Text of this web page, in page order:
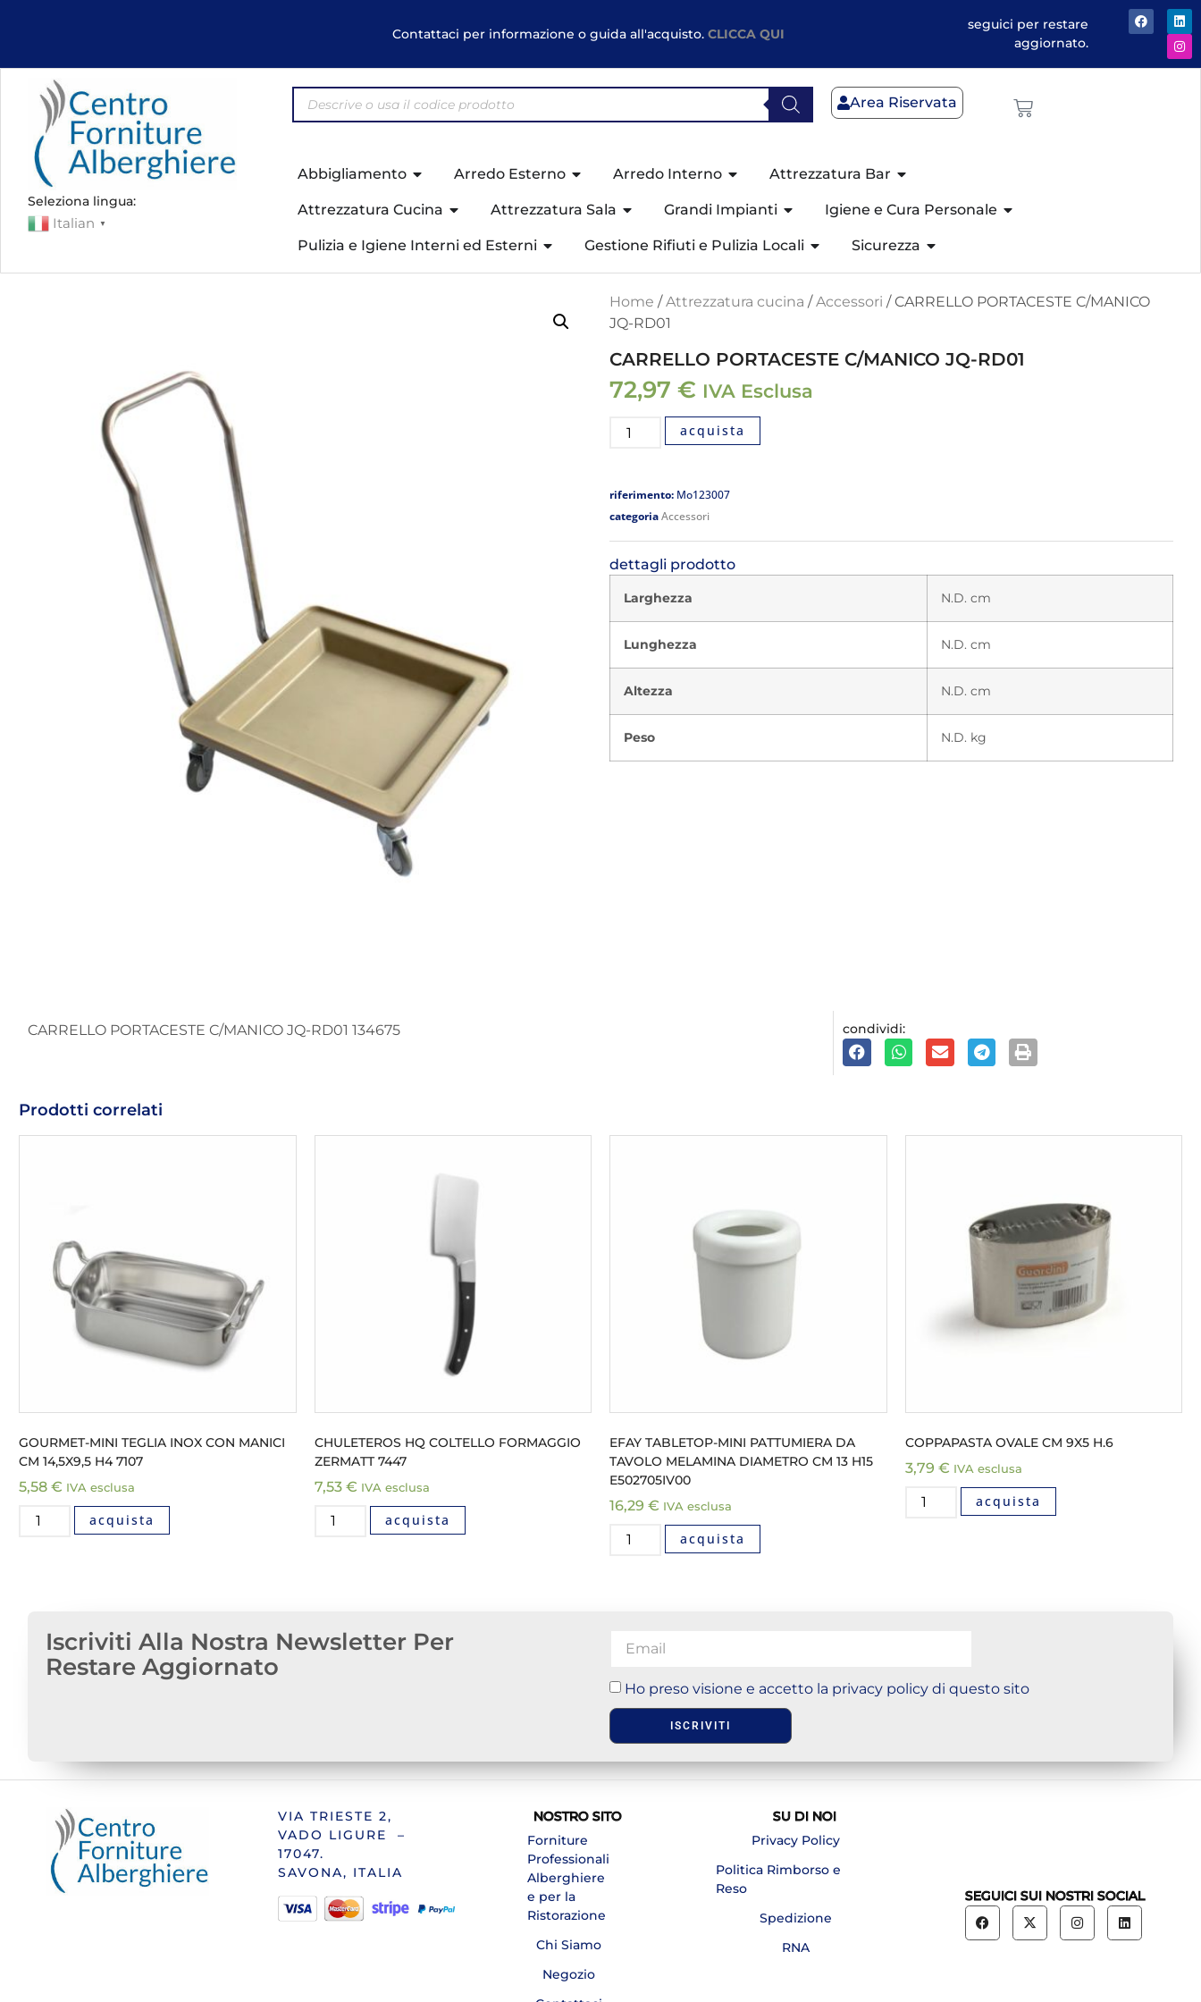
Contattaci per informazione o guida all'acquisto.CLICCA QUI
seguici per restare
aggiornato.
Seleziona lingua:
Italian ▼
Area Riservata
Abbigliamento Arredo Esterno Arredo Interno Attrezzatura Bar
Attrezzatura Cucina Attrezzatura Sala Grandi Impianti Igiene e Cura Personale
Pulizia e Igiene Interni ed Esterni Gestione Rifiuti e Pulizia Locali Sicurezza
Home /Attrezzatura cucina /Accessori / CARRELLO PORTACESTE C/MANICO
JQ-RD01
CARRELLO PORTACESTE C/MANICO JQ-RD01
72,97 € IVA Esclusa
acquista
riferimento: Mo123007
categoriaAccessori
dettagli prodotto
Larghezza N.D. cm
Lunghezza N.D. cm
Altezza N.D. cm
Peso N.D. kg
CARRELLO PORTACESTE C/MANICO JQ-RD01 134675 condividi:
Prodotti correlati
GOURMET-MINI TEGLIA INOX CON MANICI
CM 14,5X9,5 H4 7107
5,58 € IVA esclusa
acquista
CHULETEROS HQ COLTELLO FORMAGGIO
ZERMATT 7447
7,53 € IVA esclusa
acquista
EFAY TABLETOP-MINI PATTUMIERA DA
TAVOLO MELAMINA DIAMETRO CM 13 H15
E502705IV00
16,29 € IVA esclusa
acquista
COPPAPASTA OVALE CM 9X5 H.6
3,79 € IVA esclusa
acquista
Iscriviti Alla Nostra Newsletter Per
Restare Aggiornato
Ho preso visione e accetto la privacy policy di questo sito
ISCRIVITI
VIA TRIESTE 2,
VADO LIGURE –
17047.
SAVONA, ITALIA
NOSTRO SITO
Forniture
Professionali
Alberghiere
e per la
Ristorazione
Chi Siamo
Negozio
SU DI NOI
Privacy Policy
Politica Rimborso e
Reso
Spedizione
RNA
SEGUICI SUI NOSTRI SOCIAL